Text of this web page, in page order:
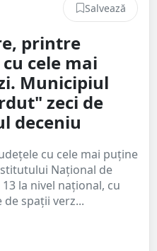
Salvează
printre
cele mai
Municipiul
zeci de
deceniu
cu cele mai puține
Național de
la nivel național, cu
spații verz...